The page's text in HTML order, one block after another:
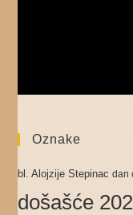
Oznake
bl. Alojzije Stepinac dan
došašće